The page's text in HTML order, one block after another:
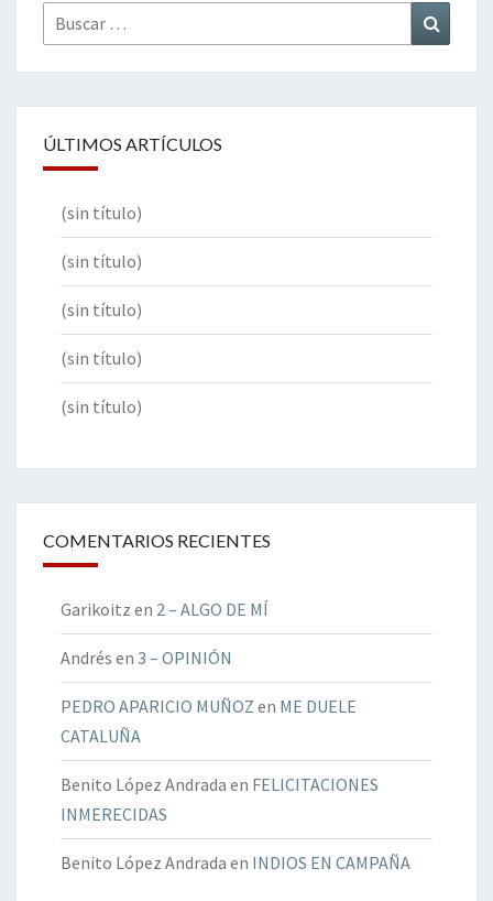
Buscar
por:
ÚLTIMOS ARTÍCULOS
(sin título)
(sin título)
(sin título)
(sin título)
(sin título)
COMENTARIOS RECIENTES
Garikoitz en 2 – ALGO DE MÍ
Andrés en 3 – OPINIÓN
PEDRO APARICIO MUÑOZ en ME DUELE
CATALUÑA
Benito López Andrada en FELICITACIONES
INMERECIDAS
Benito López Andrada en INDIOS EN CAMPAÑA